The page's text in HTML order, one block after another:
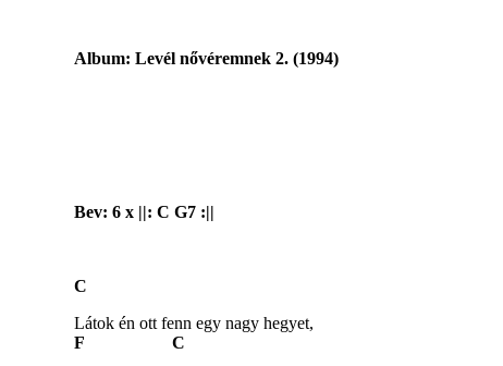
Album: Levél nővéremnek 2. (1994)
Bev: 6 x ||: C G7 :||
C
Látok én ott fenn egy nagy hegyet,
F C